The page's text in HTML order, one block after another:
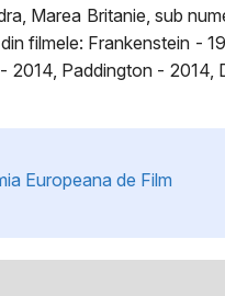
Marea Britanie, sub
filmele: Frankenstein
Paddington -
Europeana de Film